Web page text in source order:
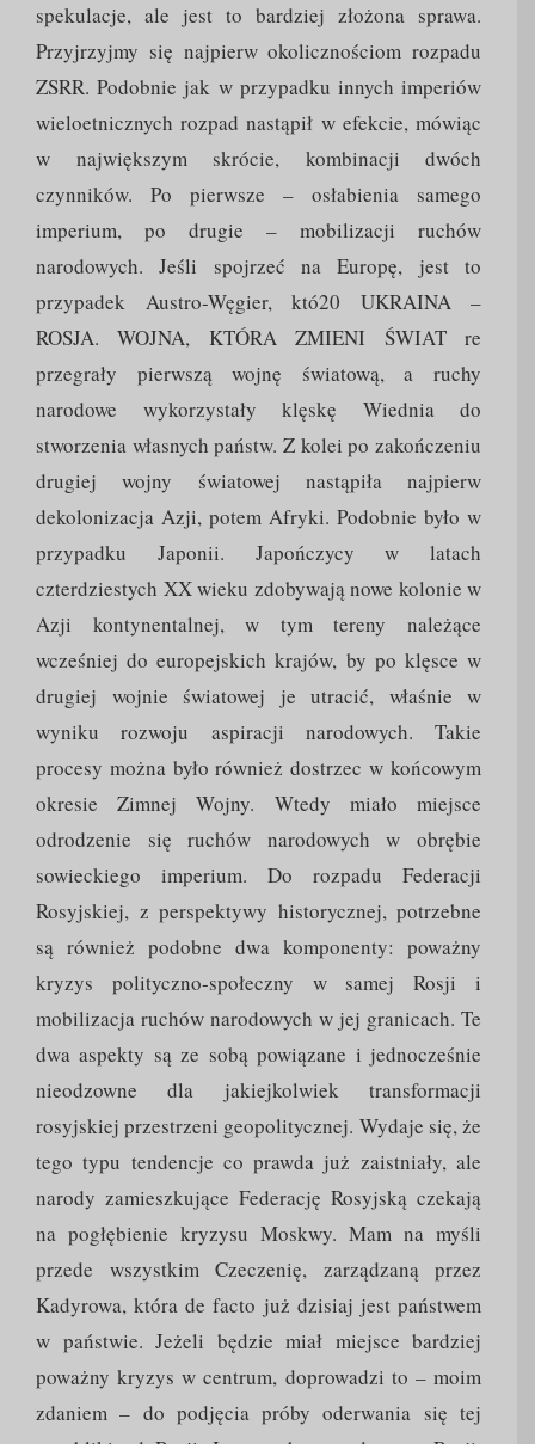
spekulacje, ale jest to bardziej złożona sprawa.
Przyjrzyjmy się najpierw okolicznościom rozpadu
ZSRR. Podobnie jak w przypadku innych imperiów
wieloetnicznych rozpad nastąpił w efekcie, mówiąc
w największym skrócie, kombinacji dwóch
czynników. Po pierwsze – osłabienia samego
imperium, po drugie – mobilizacji ruchów
narodowych. Jeśli spojrzeć na Europę, jest to
przypadek Austro-Węgier, któ20 UKRAINA –
ROSJA. WOJNA, KTÓRA ZMIENI ŚWIAT re
przegrały pierwszą wojnę światową, a ruchy
narodowe wykorzystały klęskę Wiednia do
stworzenia własnych państw. Z kolei po zakończeniu
drugiej wojny światowej nastąpiła najpierw
dekolonizacja Azji, potem Afryki. Podobnie było w
przypadku Japonii. Japończycy w latach
czterdziestych XX wieku zdobywają nowe kolonie w
Azji kontynentalnej, w tym tereny należące
wcześniej do europejskich krajów, by po klęsce w
drugiej wojnie światowej je utracić, właśnie w
wyniku rozwoju aspiracji narodowych. Takie
procesy można było również dostrzec w końcowym
okresie Zimnej Wojny. Wtedy miało miejsce
odrodzenie się ruchów narodowych w obrębie
sowieckiego imperium. Do rozpadu Federacji
Rosyjskiej, z perspektywy historycznej, potrzebne
są również podobne dwa komponenty: poważny
kryzys polityczno-społeczny w samej Rosji i
mobilizacja ruchów narodowych w jej granicach. Te
dwa aspekty są ze sobą powiązane i jednocześnie
nieodzowne dla jakiejkolwiek transformacji
rosyjskiej przestrzeni geopolitycznej. Wydaje się, że
tego typu tendencje co prawda już zaistniały, ale
narody zamieszkujące Federację Rosyjską czekają
na pogłębienie kryzysu Moskwy. Mam na myśli
przede wszystkim Czeczenię, zarządzaną przez
Kadyrowa, która de facto już dzisiaj jest państwem
w państwie. Jeżeli będzie miał miejsce bardziej
poważny kryzys w centrum, doprowadzi to – moim
zdaniem – do podjęcia próby oderwania się tej